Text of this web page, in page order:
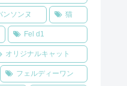
ンソンヌ 猫
Fel d1
オリジナルキャット
フェルディーワン